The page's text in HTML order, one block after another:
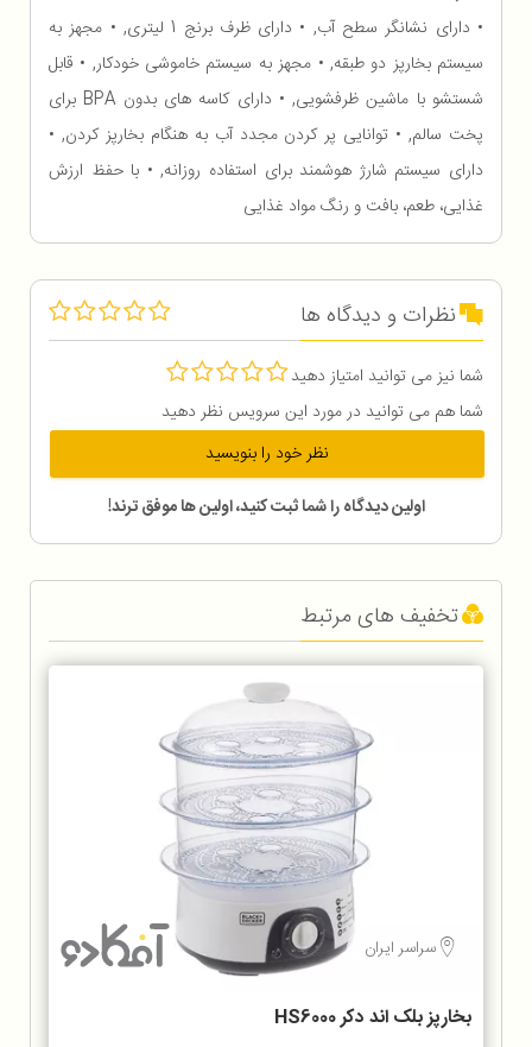
• دارای نشانگر سطح آب, • دارای ظرف برنج 1 لیتری, • مجهز به
سیستم بخارپز دو طبقه, • مجهز به سیستم خاموشی خودکار, • قابل
شستشو با ماشین ظرفشویی, • دارای کاسه های بدون BPA برای
پخت سالم, • توانایی پر کردن مجدد آب به هنگام بخارپز کردن, •
دارای سیستم شارژ هوشمند برای استفاده روزانه, • با حفظ ارزش
غذایی، طعم، بافت و رنگ مواد غذایی
نظرات و دیدگاه ها
شما نیز می توانید امتیاز دهید
شما هم می توانید در مورد این سرویس نظر دهید
نظر خود را بنویسید
اولین دیدگاه را شما ثبت کنید، اولین ها موفق ترند!
تخفیف های مرتبط
سراسر ایران
بخارپز بلک اند دکر HS6000